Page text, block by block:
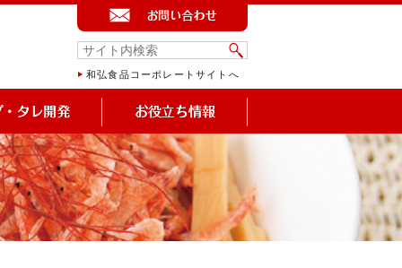
和弘食品コーポレートサイトへ